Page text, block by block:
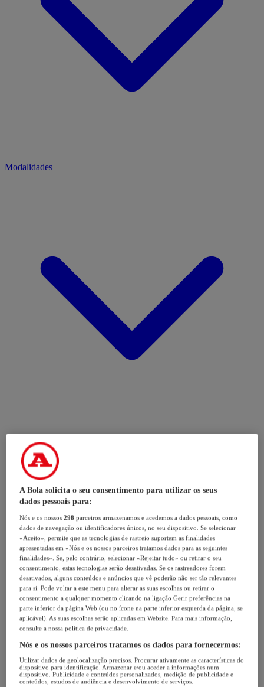
Modalidades
A Bola solicita o seu consentimento para utilizar os seus
dados pessoais para:
Nós e os nossos298 parceiros armazenamos e acedemos a dados pessoais, como
dados de navegação ou identificadores únicos, no seu dispositivo. Se selecionar
«Aceito», permite que as tecnologias de rastreio suportem as finalidades
apresentadas em «Nós e os nossos parceiros tratamos dados para as seguintes
finalidades». Se, pelo contrário, selecionar «Rejeitar tudo» ou retirar o seu
consentimento, estas tecnologias serão desativadas. Se os rastreadores forem
desativados, alguns conteúdos e anúncios que vê poderão não ser tão relevantes
para si. Pode voltar a este menu para alterar as suas escolhas ou retirar o
consentimento a qualquer momento clicando na ligação Gerir preferências na
parte inferior da página Web (ou no ícone na parte inferior esquerda da página, se
aplicável). As suas escolhas serão aplicadas em Website. Para mais informação,
consulte a nossa política de privacidade.
Nós e os nossos parceiros tratamos os dados para fornecermos:
Utilizar dados de geolocalização precisos. Procurar ativamente as características do
dispositivo para identificação. Armazenar e/ou aceder a informações num
dispositivo. Publicidade e conteúdos personalizados, medição de publicidade e
conteúdos, estudos de audiência e desenvolvimento de serviços.